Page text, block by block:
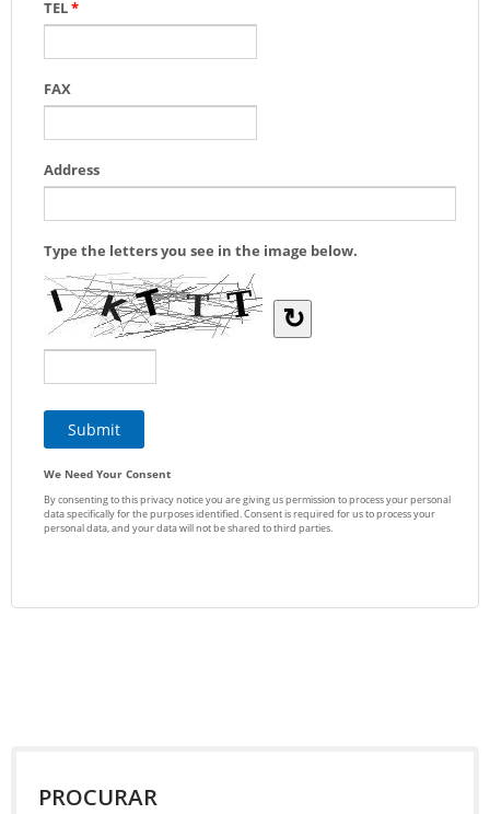
PROCURAR